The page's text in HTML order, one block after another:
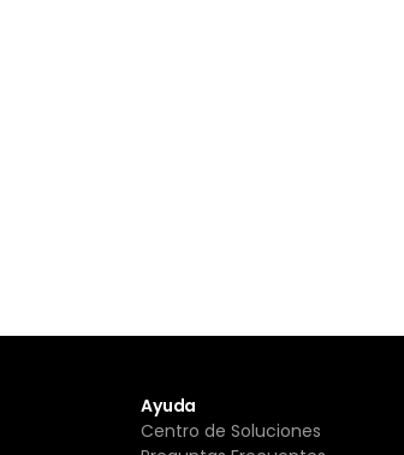
Ayuda
Centro de Soluciones